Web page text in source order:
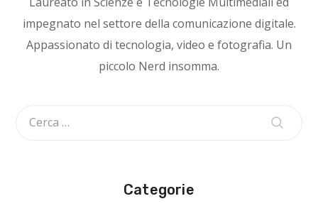
impegnato nel settore della comunicazione digitale.
Appassionato di tecnologia, video e fotografia. Un
piccolo Nerd insomma.
Categorie